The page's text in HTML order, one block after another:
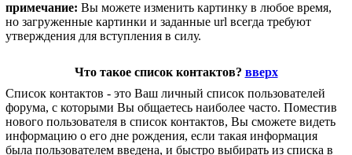
примечание: Вы можете изменить картинку в любое время,
но загруженные картинки и заданные url всегда требуют
утверждения для вступления в силу.
Что такое список контактов? вверх
Список контактов - это Ваш личный список пользователей
форума, с которыми Вы общаетесь наиболее часто. Поместив
нового пользователя в список контактов, Вы сможете видеть
информацию о его дне рождения, если такая информация
была пользователем введена, и быстро выбирать из списка в